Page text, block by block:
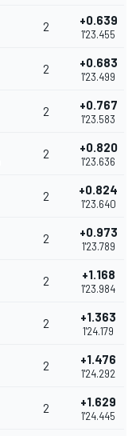
2 +0.639
1'23.455
2 +0.683
1'23.499
2 +0.767
1'23.583
2 +0.820
1'23.636
2 +0.824
1'23.640
2 +0.973
1'23.789
2 +1.168
1'23.984
2 +1.363
1'24.179
2 +1.476
1'24.292
2 +1.629
1'24.445